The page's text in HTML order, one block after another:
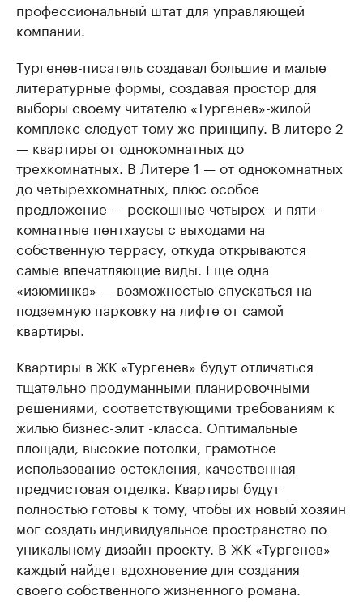
профессиональный штат для управляющей
компании.
Тургенев-писатель создавал большие и малые
литературные формы, создавая простор для
выборы своему читателю «Тургенев»-жилой
комплекс следует тому же принципу. В литере 2
— квартиры от однокомнатных до
трехкомнатных. В Литере 1 — от однокомнатных
до четырехкомнатных, плюс особое
предложение — роскошные четырех- и пяти-
комнатные пентхаусы с выходами на
собственную террасу, откуда открываются
самые впечатляющие виды. Еще одна
«изюминка» — возможностью спускаться на
подземную парковку на лифте от самой
квартиры.
Квартиры в ЖК «Тургенев» будут отличаться
тщательно продуманными планировочными
решениями, соответствующими требованиям к
жилью бизнес-элит -класса. Оптимальные
площади, высокие потолки, грамотное
использование остекления, качественная
предчистовая отделка. Квартиры будут
полностью готовы к тому, чтобы их новый хозяин
мог создать индивидуальное пространство по
уникальному дизайн-проекту. В ЖК «Тургенев»
каждый найдет вдохновение для создания
своего собственного жизненного романа.